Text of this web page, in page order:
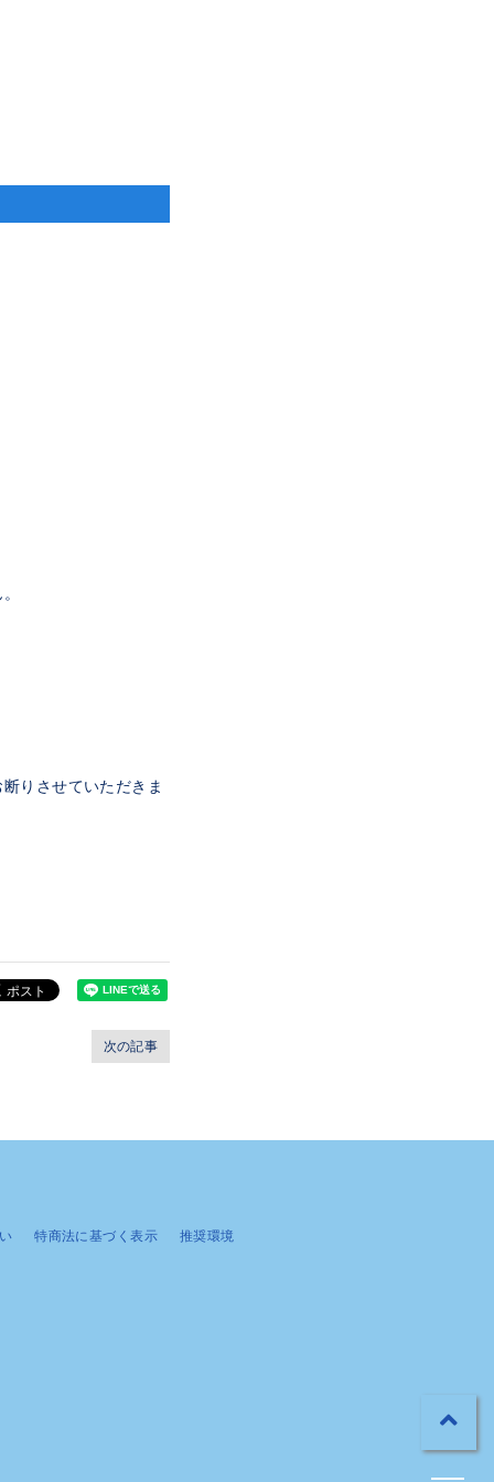
りさせていただきま
次の記事
特商法に基づく表示 推奨環境